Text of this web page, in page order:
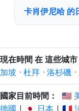
卡肖伊尼哈 的
現在時間 在 這些城市
加坡 · 杜拜 · 洛杉磯 ·
國家目前時間： 🇺🇸
德國 | 🇯🇵 日本 | 🇫🇷